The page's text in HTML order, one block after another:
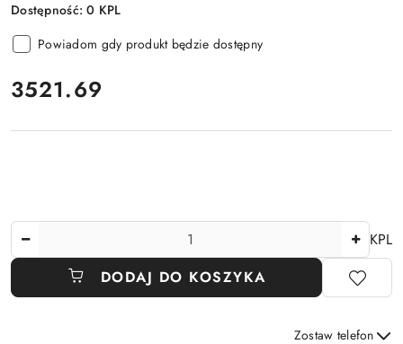
Dostępność:0 KPL
Powiadom gdy produkt będzie dostępny
cena:
3521.69
KPL
DODAJ DO KOSZYKA
Zostaw telefon